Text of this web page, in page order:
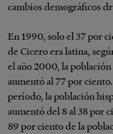
cambios demográficos
En 1990, solo el 37 por
de Cicero era latina,
el año 2000, la
aumentó al 77 por
período, la población
aumentó del 8 al 38 por
89 por ciento de la